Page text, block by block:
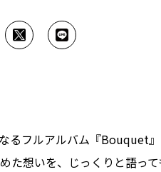
るフルアルバム『Bouquet
想いを、じっくりと語って